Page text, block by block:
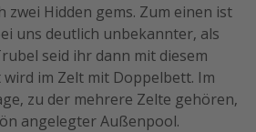
zwei Hidden gems. Zum einen ist
uns deutlich unbekannter, als
seid ihr dann mit diesem
im Zelt mit Doppelbett. Im
zu der mehrere Zelte gehören,
angelegter Außenpool.